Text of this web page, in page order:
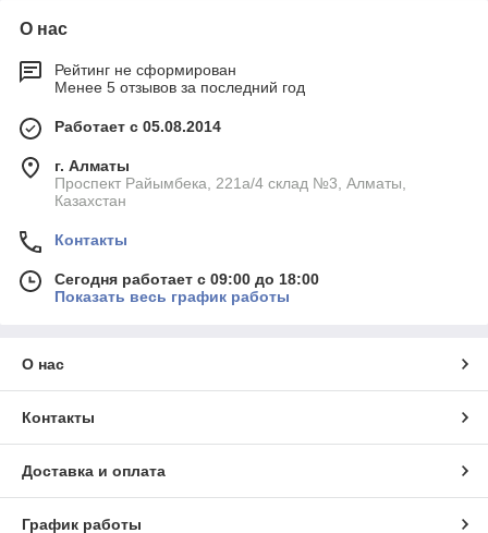
О нас
Рейтинг не сформирован
Менее 5 отзывов за последний год
Работает с 05.08.2014
г. Алматы
Проспект Райымбека, 221а/4 склад №3, Алматы,
Казахстан
Контакты
Сегодня работает с 09:00 до 18:00
Показать весь график работы
О нас
Контакты
Доставка и оплата
График работы